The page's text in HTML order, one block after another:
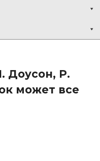
Доусон, Р.
может все